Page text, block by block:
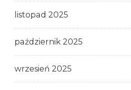
listopad 2025
październik 2025
wrzesień 2025